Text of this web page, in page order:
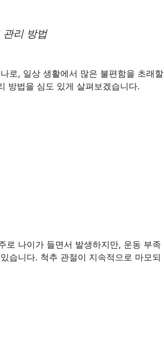
관리 방법
로, 일상 생활에서 많은 불편함을 초래할
방법을 심도 있게 살펴보겠습니다.
로 나이가 들면서 발생하지만, 운동 부족
습니다. 척추 관절이 지속적으로 마모되